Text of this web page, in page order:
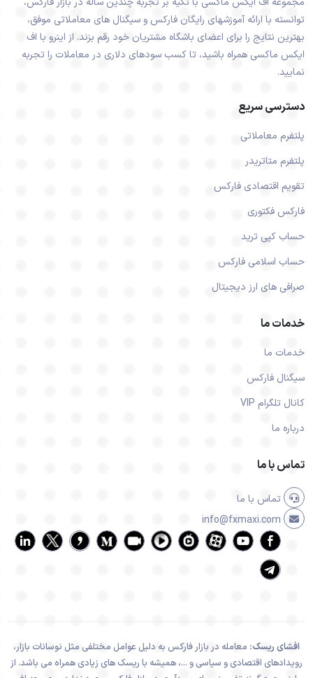
توانسته با ارائه آموزشهای رایگان فارکس و سیگنال های معاملاتی موفق،
بهترین نتایج را برای اعضای باشگاه مشتریان خود رقم بزند. از اینرو با اف
ایکس ماکسی همراه باشید، تا کسب سودهای دلاری در معاملات را تجربه
نمایید.
دسترسی سریع
پلتفرم معاملاتی
پلتفرم متاتریدر
تقویم اقتصادی فارکس
فارکس فکتوری
حساب کپی ترید
حساب اسلامی فارکس
صرافی های ارز دیجیتال
خدمات ما
خدمات ما
سیگنال فارکس
کانال تلگرام VIP
درباره ما
تماس با ما
تماس با ما
افشای ریسک: معامله در بازار فارکس به دلیل عوامل مختلفی مثل نوسانات بازار،
رویدادهای اقتصادی و سیاسی و ...، همیشه با ریسک های زیادی همراه می باشد. از